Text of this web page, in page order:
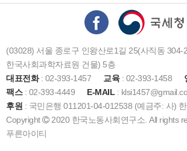
(03028) 서울 종로구 인왕산로1길 25(사직동 304-
한국사회과학자료원 건물) 5층
대표전화: 02-393-1457 교육: 02-393-1458
팩스: 02-393-4449 E-MAIL :
후원 : 국민은행 011201-04-012538 (예금주: 사)
Copyright
2020 한국노동사회연구소. All rights
푸른아이티